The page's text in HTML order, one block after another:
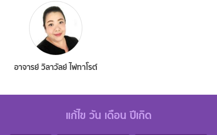
อาจารย์ วิลาวัลย์ ไพ่ทาโรต์
แก้ไข วัน เดือน ปีเกิด